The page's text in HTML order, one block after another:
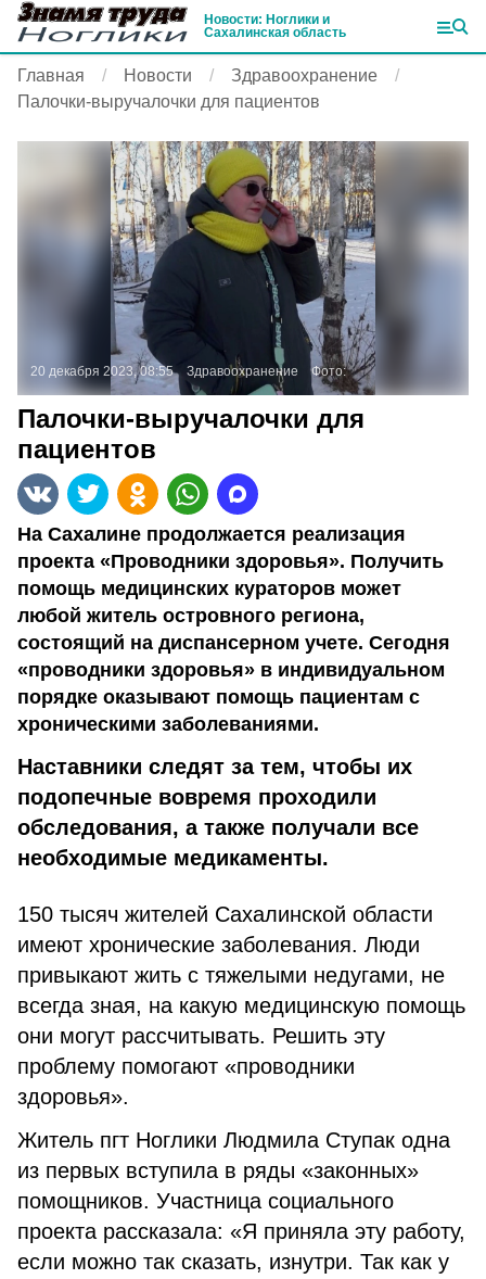
Новости: Ноглики и
Сахалинская область
Главная Новости
Здравоохранение
Палочки-выручалочки для пациентов
20 декабря 2023, 08:55 Здравоохранение Фото:
Палочки-выручалочки для
пациентов
На Сахалине продолжается реализация
проекта «Проводники здоровья». Получить
помощь медицинских кураторов может
любой житель островного региона,
состоящий на диспансерном учете. Сегодня
«проводники здоровья» в индивидуальном
порядке оказывают помощь пациентам с
хроническими заболеваниями.
Наставники следят за тем, чтобы их
подопечные вовремя проходили
обследования, а также получали все
необходимые медикаменты.
150 тысяч жителей Сахалинской области
имеют хронические заболевания. Люди
привыкают жить с тяжелыми недугами, не
всегда зная, на какую медицинскую помощь
они могут рассчитывать. Решить эту
проблему помогают «проводники
здоровья».
Житель пгт Ноглики Людмила Ступак одна
из первых вступила в ряды «законных»
помощников. Участница социального
проекта рассказала: «Я приняла эту работу,
если можно так сказать, изнутри. Так как у